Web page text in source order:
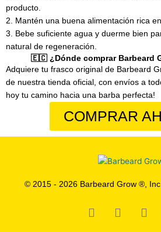
producto.
2. Mantén una buena alimentación rica
3. Bebe suficiente agua y duerme bien
natural de regeneración.
🇪🇨 ¿Dónde comprar Barbeard
Adquiere tu frasco original de Barbeard
de nuestra tienda oficial, con envíos a
hoy tu camino hacia una barba perfecta!
COMPRAR
© 2015 - 2026 Barbeard Grow ®,
Facebook